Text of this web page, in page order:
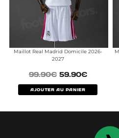
Maillot Real Madrid Domicile 2026-
2027
99.90€ 59.90€
AJOUTER AU PANIER